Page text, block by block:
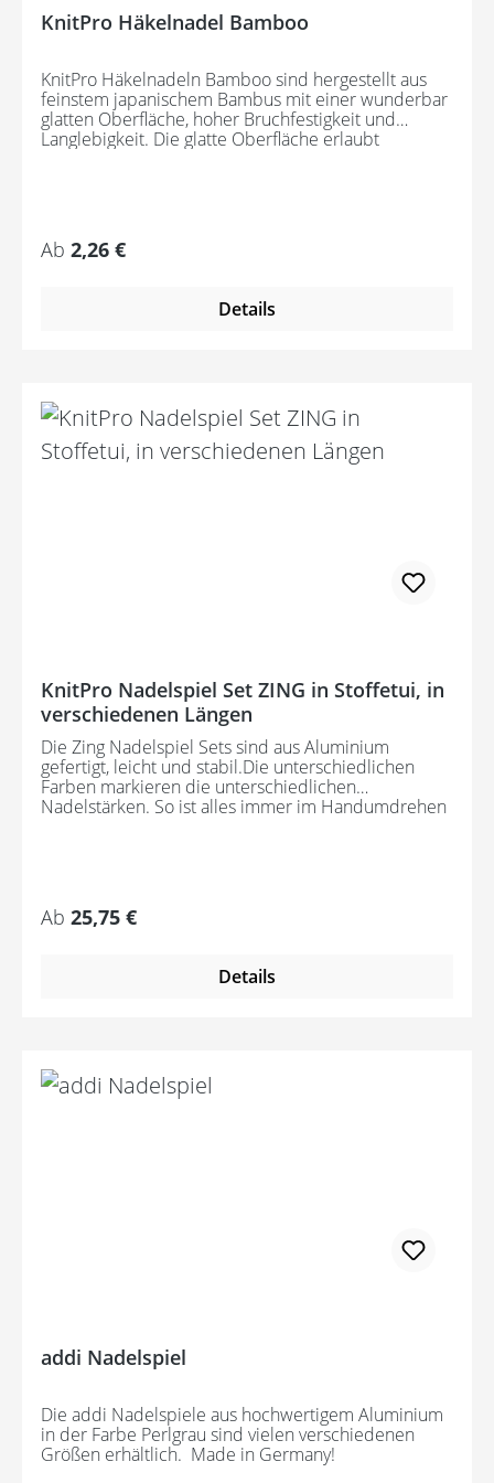
KnitPro Häkelnadel Bamboo
KnitPro Häkelnadeln Bamboo sind hergestellt aus
feinstem japanischem Bambus mit einer wunderbar
glatten Oberfläche, hoher Bruchfestigkeit und
Langlebigkeit. Die glatte Oberfläche erlaubt
Regulärer Preis:
Ab 2,26 €
Details
KnitPro Nadelspiel Set ZING in Stoffetui, in
verschiedenen Längen
Die Zing Nadelspiel Sets sind aus Aluminium
gefertigt, leicht und stabil.Die unterschiedlichen
Farben markieren die unterschiedlichen
Nadelstärken. So ist alles immer im Handumdrehen
3.00, 3.50, 4.00, 4.50, 5.00 mm
Regulärer Preis:
Ab 25,75 €
Details
addi Nadelspiel
Die addi Nadelspiele aus hochwertigem Aluminium
in der Farbe Perlgrau sind vielen verschiedenen
Größen erhältlich. Made in Germany!